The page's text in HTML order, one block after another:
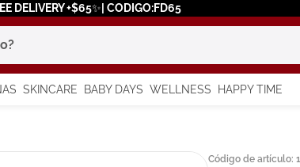
DELIVERY +$65✨| CODIGO:FD65
SKINCARE BABY DAYS WELLNESS HAPPY TIME
Código de artículo: